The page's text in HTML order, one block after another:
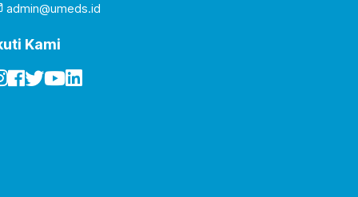
admin@umeds.id
Kami